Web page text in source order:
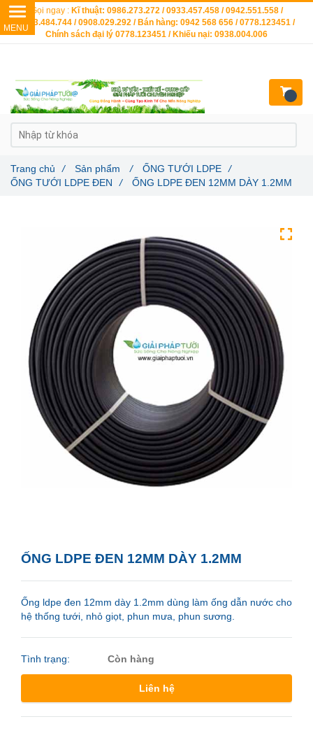
ỐNG LDPE ĐEN 12MM DÀY 1.2MM
Ống ldpe đen 12mm dày 1.2mm dùng làm ống dẫn nước cho
hệ thống tưới, nhỏ giọt, phun mưa, phun sương.
Tình trạng: Còn hàng
Liên hệ
Trang chủ / Sản phẩm / ỐNG TƯỚI LDPE
/
ỐNG TƯỚI LDPE ĐEN
/ ỐNG LDPE ĐEN 12MM DÀY 1.2MM
Gọi ngay : Kĩ thuật: 0986.273.272 / 0933.457.458 / 0942.551.558 /
0903.484.744 / 0908.029.292 / Bán hàng: 0942 568 656 / 0778.123451 /
Chính sách đại lý 0778.123451 / Khiếu nại: 0938.004.006